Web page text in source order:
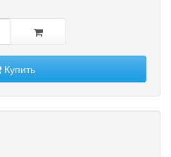
Купить